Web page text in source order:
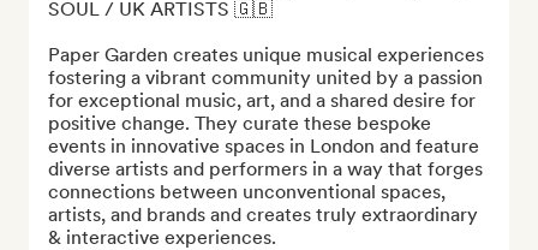
SOUL / UK ARTISTS 🇬🇧
Paper Garden creates unique musical experiences
fostering a vibrant community united by a passion
for exceptional music, art, and a shared desire for
positive change. They curate these bespoke
events in innovative spaces in London and feature
diverse artists and performers in a way that forges
connections between unconventional spaces,
artists, and brands and creates truly extraordinary
& interactive experiences.